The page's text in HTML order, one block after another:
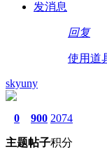
发消息
回复
使用道
skyuny
0
主题
900
帖子
2074
积分